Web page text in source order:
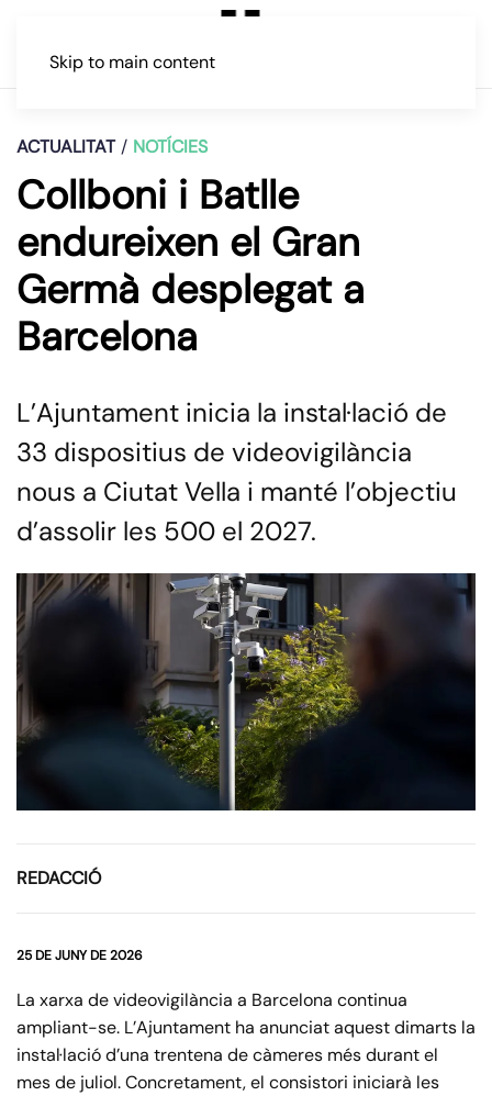
Skip to main content
ACTUALITAT NOTÍCIES
Collboni i Batlle
endureixen el Gran
Germà desplegat a
Barcelona
L’Ajuntament inicia la instal·lació de
33 dispositius de videovigilància
nous a Ciutat Vella i manté l’objectiu
d’assolir les 500 el 2027.
REDACCIÓ
25 DE JUNY DE 2026
La xarxa de videovigilància a Barcelona continua
ampliant-se. L’Ajuntament ha anunciat aquest dimarts la
instal·lació d’una trentena de càmeres més durant el
mes de juliol. Concretament, el consistori iniciarà les